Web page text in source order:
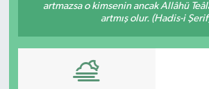
artmazsa o kimsenin ancak Allâhü
artmış olur. (Hadis-i
ŞİRKET PANO